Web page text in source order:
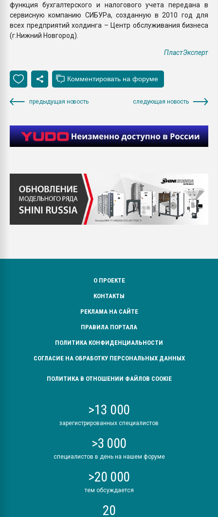
функция бухгалтерского и налогового учета передана в
сервисную компанию СИБУРа, созданную в 2010 год для
всех предприятий холдинга – Центр обслуживания бизнеса
(г.Нижний Новгород).
ПластЭксперт
предыдущая новость следующая новость
О ПРОЕКТЕ
КОНТАКТЫ
РЕКЛАМА НА САЙТЕ
ПРАВИЛА ПОРТАЛА
ПОЛИТИКА КОНФИДЕНЦИАЛЬНОСТИ
СОГЛАСИЕ НА ОБРАБОТКУ ПЕРСОНАЛЬНЫХ ДАННЫХ
ПОЛИТИКА В ОТНОШЕНИИ ФАЙЛОВ COOKIE
>13 000
зарегистрированных специалистов
>3 000
специалистов в день на нашем форуме
>20 000
тем обсуждается
20